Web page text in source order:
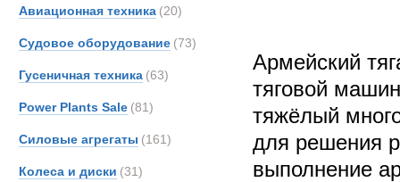
Авиационная техника (20)
Судовое оборудование (73)
Гусеничная техника (63)
Power Plants Sale (81)
Силовые агрегаты (161)
Колеса и диски (31)
Армейский
тяговой
тяжёлый
для решения
выполнение